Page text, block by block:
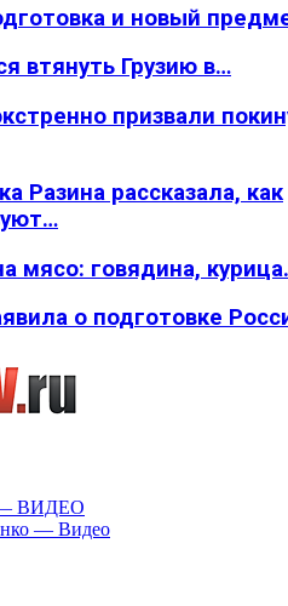
и новый
втянуть Грузию в…
призвали
Разина рассказала, как
мясо: говядина,
о подготовке
— ВИДЕО
— Видео